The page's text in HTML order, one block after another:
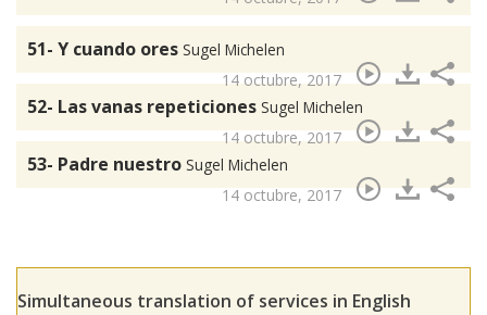
51- Y cuando ores Sugel Michelen
14 octubre, 2017
52- Las vanas repeticiones Sugel Michelen
14 octubre, 2017
53- Padre nuestro Sugel Michelen
14 octubre, 2017
Simultaneous translation of services in English